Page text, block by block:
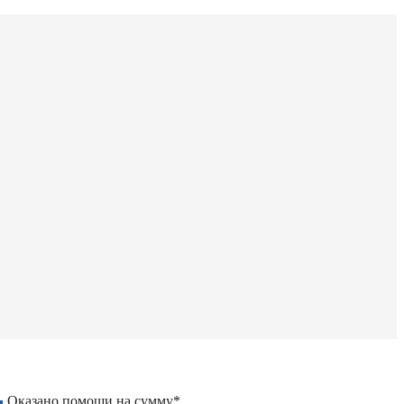
Оказано помощи на сумму*